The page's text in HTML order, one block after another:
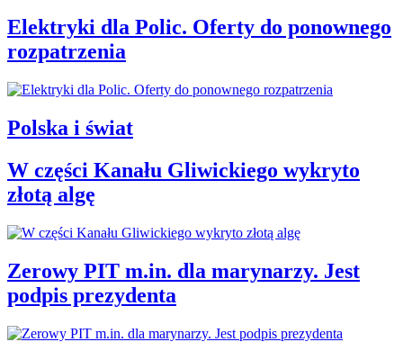
Elektryki dla Polic. Oferty do ponownego
rozpatrzenia
Polska i świat
W części Kanału Gliwickiego wykryto
złotą algę
Zerowy PIT m.in. dla marynarzy. Jest
podpis prezydenta